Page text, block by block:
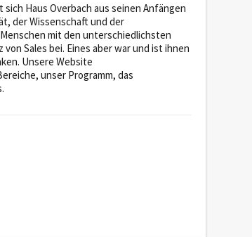
Haus Overbach aus seinen Anfängen
der Wissenschaft und der
mit den unterschiedlichsten
Sales bei. Eines aber war und ist ihnen
Unsere Website
unser Programm, das